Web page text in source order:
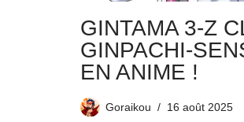
GINTAMA 3-Z
GINPACHI-
EN ANIME !
Goraikou 16 août 2025